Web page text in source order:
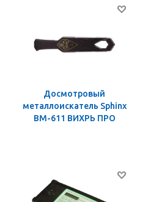
Досмотровый
металлоискатель Sphinx
ВМ-611 ВИХРЬ ПРО